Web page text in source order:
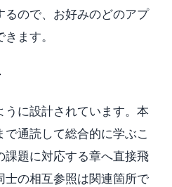
ので、お好みのどのアプ
ます。
に設計されています。本
通読して総合的に学ぶこ
課題に対応する章へ直接飛
の相互参照は関連箇所で